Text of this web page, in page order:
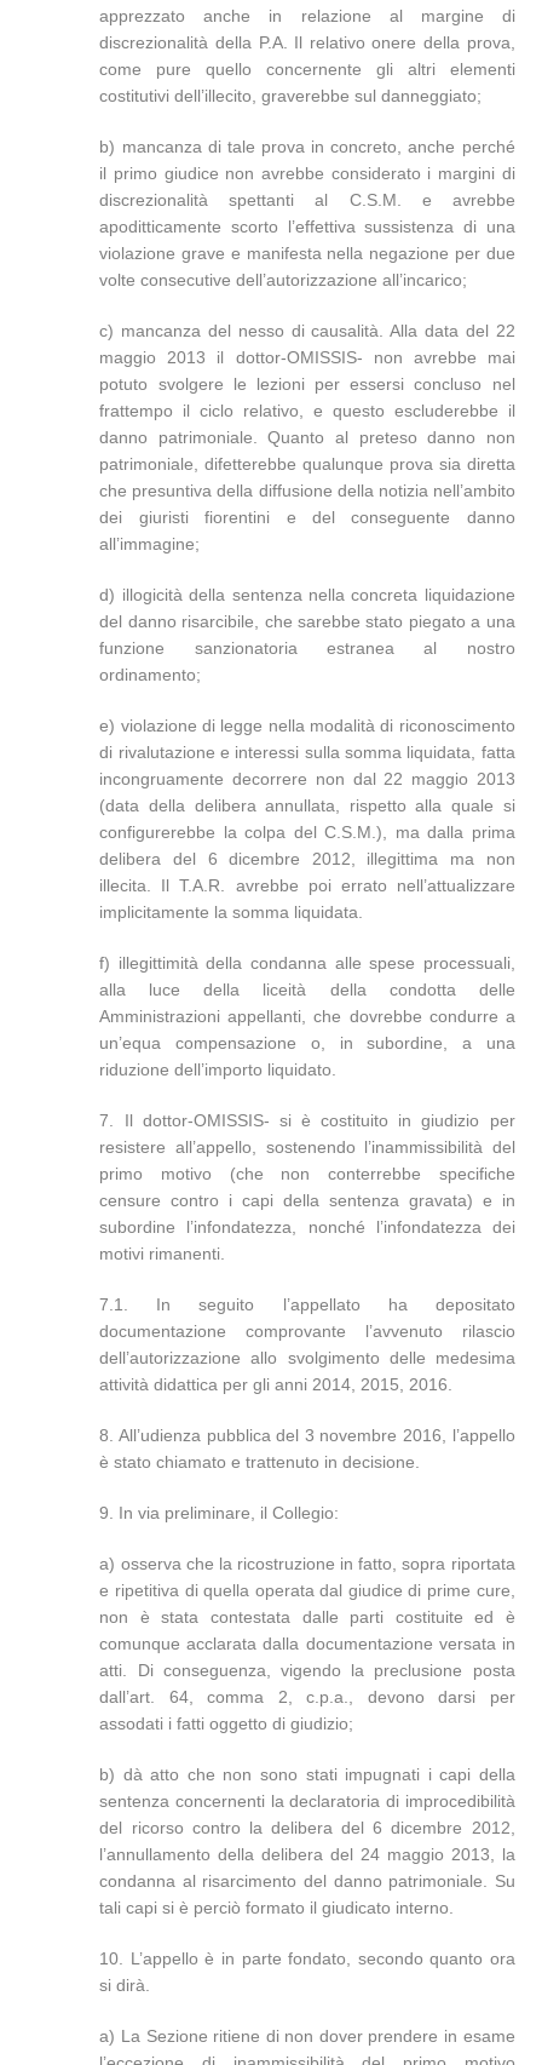
apprezzato anche in relazione al margine di
discrezionalità della P.A. Il relativo onere della prova,
come pure quello concernente gli altri elementi
costitutivi dell’illecito, graverebbe sul danneggiato;
b) mancanza di tale prova in concreto, anche perché
il primo giudice non avrebbe considerato i margini di
discrezionalità spettanti al C.S.M. e avrebbe
apoditticamente scorto l’effettiva sussistenza di una
violazione grave e manifesta nella negazione per due
volte consecutive dell’autorizzazione all’incarico;
c) mancanza del nesso di causalità. Alla data del 22
maggio 2013 il dottor-OMISSIS- non avrebbe mai
potuto svolgere le lezioni per essersi concluso nel
frattempo il ciclo relativo, e questo escluderebbe il
danno patrimoniale. Quanto al preteso danno non
patrimoniale, difetterebbe qualunque prova sia diretta
che presuntiva della diffusione della notizia nell’ambito
dei giuristi fiorentini e del conseguente danno
all’immagine;
d) illogicità della sentenza nella concreta liquidazione
del danno risarcibile, che sarebbe stato piegato a una
funzione sanzionatoria estranea al nostro
ordinamento;
e) violazione di legge nella modalità di riconoscimento
di rivalutazione e interessi sulla somma liquidata, fatta
incongruamente decorrere non dal 22 maggio 2013
(data della delibera annullata, rispetto alla quale si
configurerebbe la colpa del C.S.M.), ma dalla prima
delibera del 6 dicembre 2012, illegittima ma non
illecita. Il T.A.R. avrebbe poi errato nell’attualizzare
implicitamente la somma liquidata.
f) illegittimità della condanna alle spese processuali,
alla luce della liceità della condotta delle
Amministrazioni appellanti, che dovrebbe condurre a
un’equa compensazione o, in subordine, a una
riduzione dell’importo liquidato.
7. Il dottor-OMISSIS- si è costituito in giudizio per
resistere all’appello, sostenendo l’inammissibilità del
primo motivo (che non conterrebbe specifiche
censure contro i capi della sentenza gravata) e in
subordine l’infondatezza, nonché l’infondatezza dei
motivi rimanenti.
7.1. In seguito l’appellato ha depositato
documentazione comprovante l’avvenuto rilascio
dell’autorizzazione allo svolgimento delle medesima
attività didattica per gli anni 2014, 2015, 2016.
8. All’udienza pubblica del 3 novembre 2016, l’appello
è stato chiamato e trattenuto in decisione.
9. In via preliminare, il Collegio:
a) osserva che la ricostruzione in fatto, sopra riportata
e ripetitiva di quella operata dal giudice di prime cure,
non è stata contestata dalle parti costituite ed è
comunque acclarata dalla documentazione versata in
atti. Di conseguenza, vigendo la preclusione posta
dall’art. 64, comma 2, c.p.a., devono darsi per
assodati i fatti oggetto di giudizio;
b) dà atto che non sono stati impugnati i capi della
sentenza concernenti la declaratoria di improcedibilità
del ricorso contro la delibera del 6 dicembre 2012,
l’annullamento della delibera del 24 maggio 2013, la
condanna al risarcimento del danno patrimoniale. Su
tali capi si è perciò formato il giudicato interno.
10. L’appello è in parte fondato, secondo quanto ora
si dirà.
a) La Sezione ritiene di non dover prendere in esame